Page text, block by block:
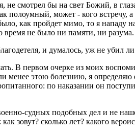
смотрел бы на свет Божий, в
полоумный, может - кого встречу,
как пройдет мимо, то я нападу
время не было ни памяти, ни разума.
и думалось, уж не убил ли
В первом очерке из моих
менее этою болезнию, я
по наказании он
судных подобных дел и не
сколько лет? какого